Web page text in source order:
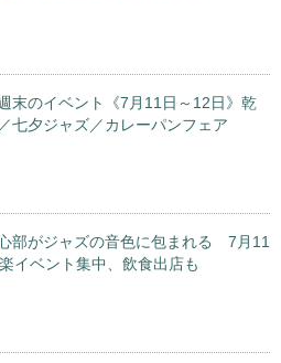
末のイベント《7月11日～12日》乾
七夕ジャズ／カレーパンフェア
部がジャズの音色に包まれる 7月11
イベント集中、飲食出店も